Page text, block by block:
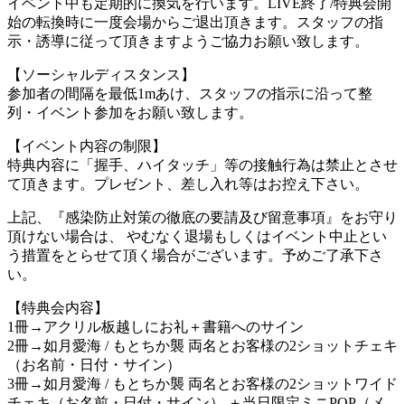
イベント中も定期的に換気を行います。LIVE終了/特典会開
始の転換時に一度会場からご退出頂きます。スタッフの指
示・誘導に従って頂きますようご協力お願い致します。
【ソーシャルディスタンス】
参加者の間隔を最低1mあけ、スタッフの指示に沿って整
列・イベント参加をお願い致します。
【イベント内容の制限】
特典内容に「握手、ハイタッチ」等の接触行為は禁止とさせ
て頂きます。プレゼント、差し入れ等はお控え下さい。
上記、『感染防止対策の徹底の要請及び留意事項』をお守り
頂けない場合は、 やむなく退場もしくはイベント中止とい
う措置をとらせて頂く場合がございます。予めご了承下さ
い。
【特典会内容】
1冊→アクリル板越しにお礼＋書籍へのサイン
2冊→如月愛海 / もとちか襲 両名とお客様の2ショットチェキ
（お名前・日付・サイン）
3冊→如月愛海 / もとちか襲 両名とお客様の2ショットワイド